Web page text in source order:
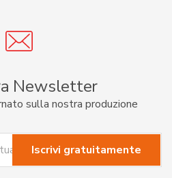
Newsletter
sulla nostra produzione